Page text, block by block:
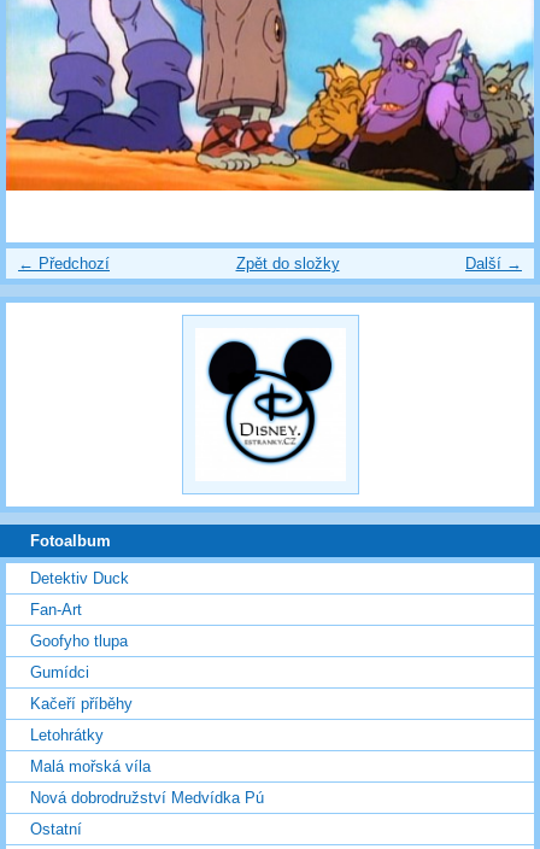
← Předchozí Další →
Zpět do složky
Fotoalbum
Detektiv Duck
Fan-Art
Goofyho tlupa
Gumídci
Kačeří příběhy
Letohrátky
Malá mořská víla
Nová dobrodružství Medvídka Pú
Ostatní